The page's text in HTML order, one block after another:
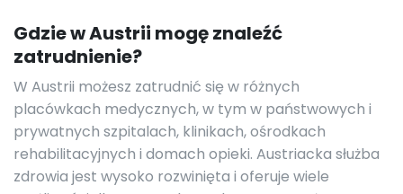
Gdzie w Austrii mogę znaleźć
zatrudnienie?
W Austrii możesz zatrudnić się w różnych
placówkach medycznych, w tym w państwowych i
prywatnych szpitalach, klinikach, ośrodkach
rehabilitacyjnych i domach opieki. Austriacka służba
zdrowia jest wysoko rozwinięta i oferuje wiele